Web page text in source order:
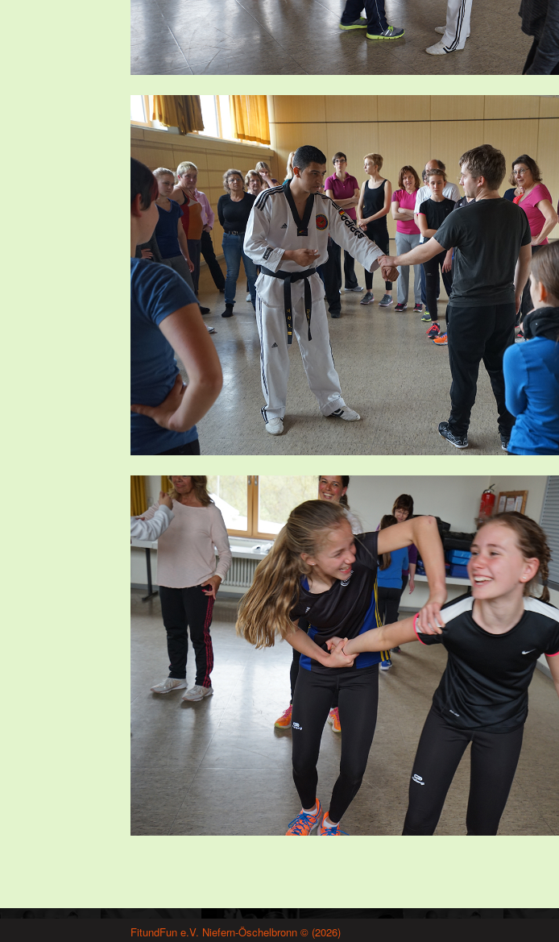
FitundFun e.V. Niefern-Öschelbronn © (2026)